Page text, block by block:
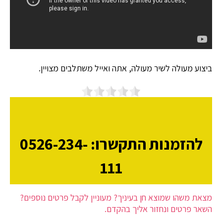
ביצוע מעולה לשיר מעולה, אתה ואייל משתלבים מצויין.
להזמנות התקשרו: 0526-234-
111
מצאת משהו שמוצא חן בעיניך? מעוניין לקבל פרטים נוספים?
השאר פרטים ונחזור אליך בהקדם.